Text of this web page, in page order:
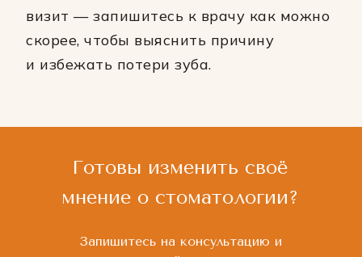
визит — запишитесь к врачу как можно
скорее, чтобы выяснить причину
и избежать потери зуба.
Готовы изменить своё
мнение о стоматологии?
Запишитесь на консультацию и